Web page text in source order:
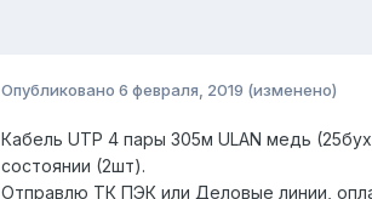
Опубликовано 6 февраля, 2019 (изменено)
Кабель UTP 4 пары 305м ULAN медь
состоянии (2шт).
Отправлю ТК ПЭК или Деловые линии,